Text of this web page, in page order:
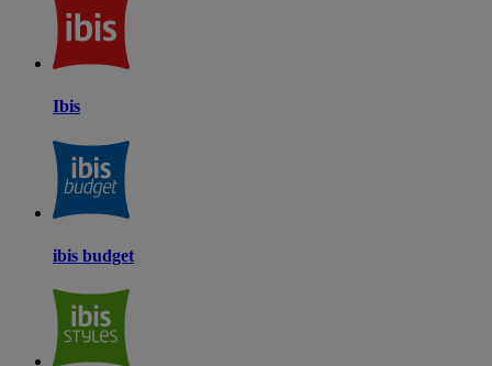
Ibis
ibis budget